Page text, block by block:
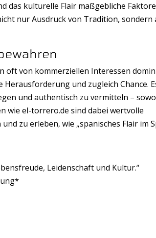
das kulturelle Flair maßgebliche
nur Ausdruck von Tradition, sondern
oft von kommerziellen Interessen
und zugleich Chance.
und authentisch zu vermitteln –
wie el-torrero.de sind dabei wertvolle
zu erleben, wie „spanisches Flair im
Leidenschaft und Kultur.“